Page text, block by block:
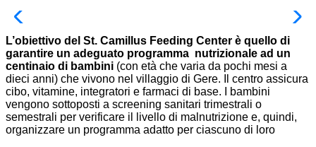
L’obiettivo del St. Camillus Feeding Center è quello di
garantire un adeguato programma nutrizionale ad un
centinaio di bambini (con età che varia da pochi mesi a
dieci anni) che vivono nel villaggio di Gere. Il centro assicura
cibo, vitamine, integratori e farmaci di base. I bambini
vengono sottoposti a screening sanitari trimestrali o
semestrali per verificare il livello di malnutrizione e, quindi,
organizzare un programma adatto per ciascuno di loro